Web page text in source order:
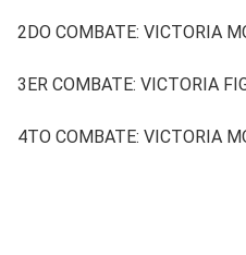
2DO COMBATE: VICTORIA
3ER COMBATE: VICTORIA
4TO COMBATE: VICTORIA